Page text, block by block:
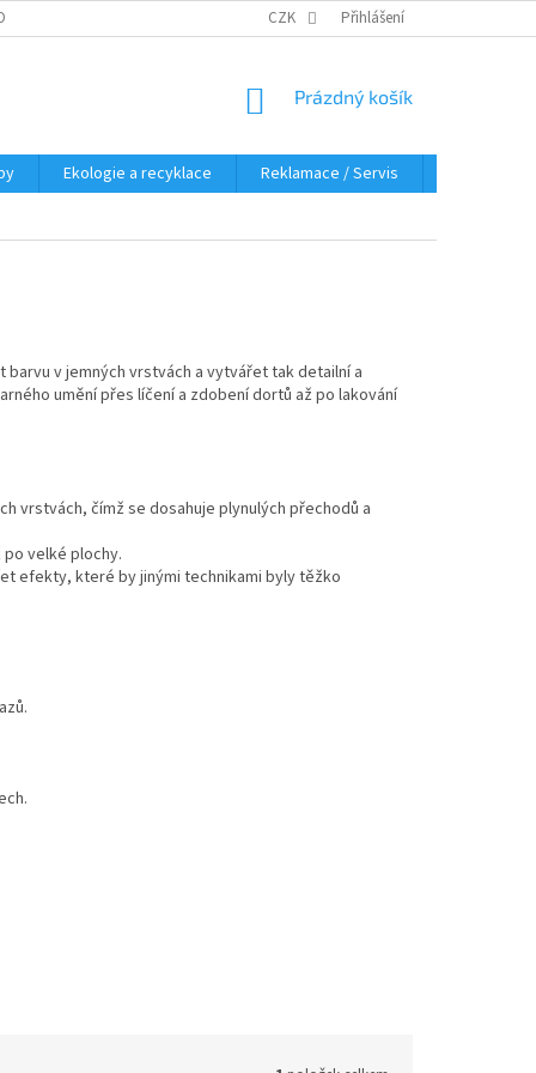
ÚDAJŮ CZK Přihlášení
NÁKUPNÍ
Prázdný košík
Ekologie a recyklace Reklamace / Servis
v jemných vrstvách a vytvářet tak detailní a
umění přes líčení a zdobení dortů až po lakování
vrstvách, čímž se dosahuje plynulých přechodů a
velké plochy.
efekty, které by jinými technikami byly těžko